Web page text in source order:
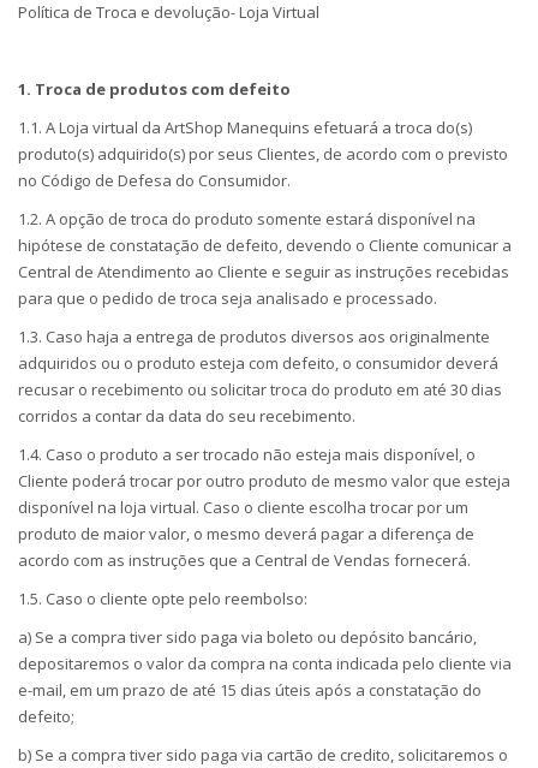
Política de Troca e devolução- Loja Virtual
1. Troca de produtos com defeito
1.1. A Loja virtual da ArtShop Manequins efetuará a troca do(s)
produto(s) adquirido(s) por seus Clientes, de acordo com o previsto
no Código de Defesa do Consumidor.
1.2. A opção de troca do produto somente estará disponível na
hipótese de constatação de defeito, devendo o Cliente comunicar a
Central de Atendimento ao Cliente e seguir as instruções recebidas
para que o pedido de troca seja analisado e processado.
1.3. Caso haja a entrega de produtos diversos aos originalmente
adquiridos ou o produto esteja com defeito, o consumidor deverá
recusar o recebimento ou solicitar troca do produto em até 30 dias
corridos a contar da data do seu recebimento.
1.4. Caso o produto a ser trocado não esteja mais disponível, o
Cliente poderá trocar por outro produto de mesmo valor que esteja
disponível na loja virtual. Caso o cliente escolha trocar por um
produto de maior valor, o mesmo deverá pagar a diferença de
acordo com as instruções que a Central de Vendas fornecerá.
1.5. Caso o cliente opte pelo reembolso:
a) Se a compra tiver sido paga via boleto ou depósito bancário,
depositaremos o valor da compra na conta indicada pelo cliente via
e-mail, em um prazo de até 15 dias úteis após a constatação do
defeito;
b) Se a compra tiver sido paga via cartão de credito, solicitaremos o